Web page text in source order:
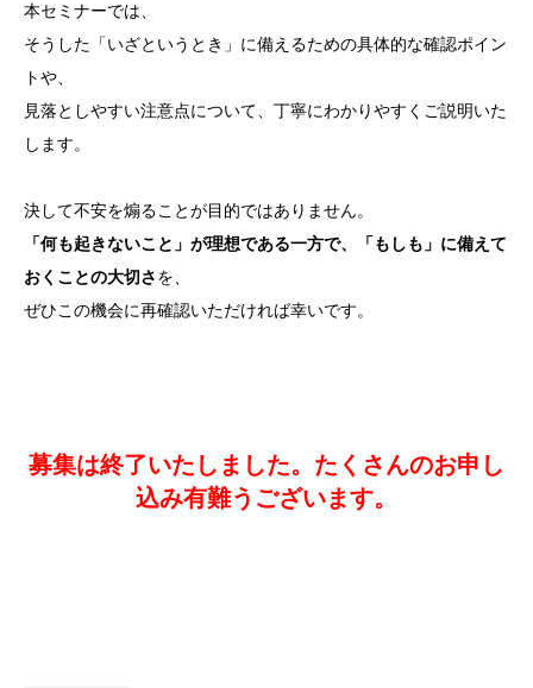
本セミナーでは、
そうした「いざというとき」に備えるための具体的な確認ポイン
トや、
見落としやすい注意点について、丁寧にわかりやすくご説明いた
します。
決して不安を煽ることが目的ではありません。
「何も起きないこと」が理想である一方で、「もしも」に備えて
おくことの大切さを、
ぜひこの機会に再確認いただければ幸いです。
募集は終了いたしました。たくさんのお申し
込み有難うございます。